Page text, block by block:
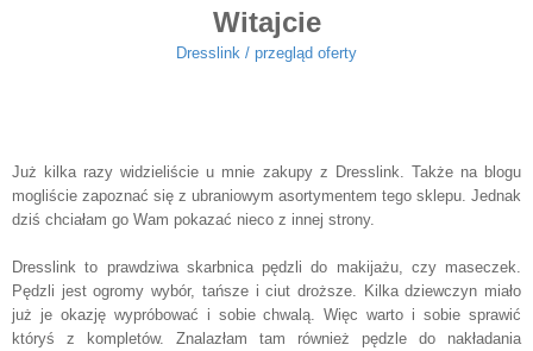
Witajcie
Dresslink / przegląd oferty
Już kilka razy widzieliście u mnie zakupy z Dresslink. Także na blogu
mogliście zapoznać się z ubraniowym asortymentem tego sklepu. Jednak
dziś chciałam go Wam pokazać nieco z innej strony.
Dresslink to prawdziwa skarbnica pędzli do makijażu, czy maseczek.
Pędzli jest ogromy wybór, tańsze i ciut droższe. Kilka dziewczyn miało
już je okazję wypróbować i sobie chwalą. Więc warto i sobie sprawić
któryś z kompletów. Znalazłam tam również pędzle do nakładania